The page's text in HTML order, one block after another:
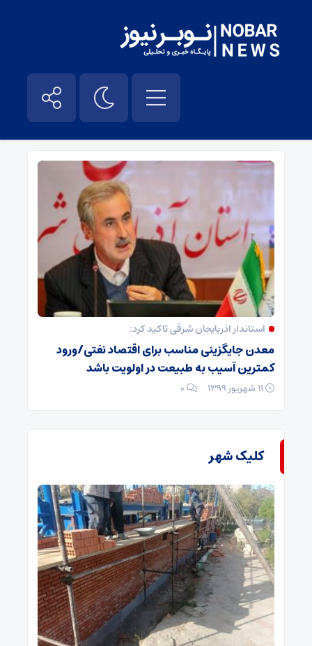
گسترش اقتصاد غیر نفتی – نوبر نیوز
استاندار اذربایجان شرقی تاکید کرد:
معدن جایگزینی مناسب برای اقتصاد نفتی/ورود
کمترین آسیب به طبیعت در اولویت باشد
۰
کلیک شهر